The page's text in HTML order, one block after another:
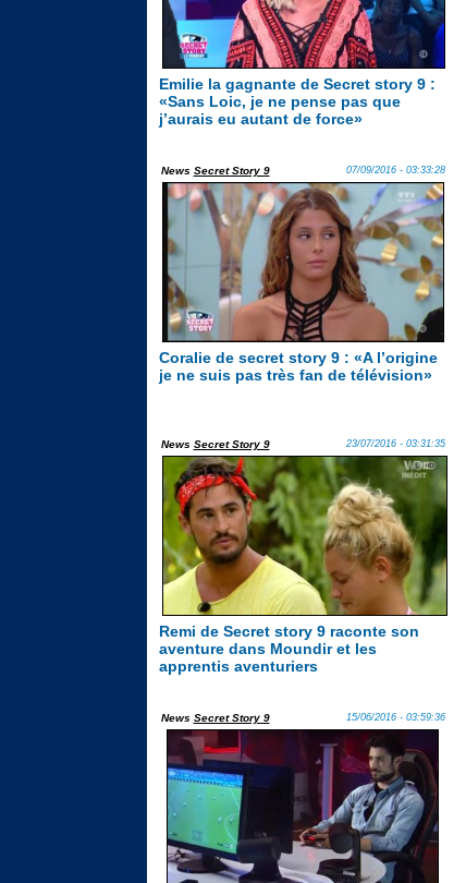
Emilie la gagnante de Secret story 9 :
«Sans Loic, je ne pense pas que
j’aurais eu autant de force»
News Secret Story 9 07/09/2016 - 03:33:28
Coralie de secret story 9 : «A l’origine
je ne suis pas très fan de télévision»
News Secret Story 9 23/07/2016 - 03:31:35
Remi de Secret story 9 raconte son
aventure dans Moundir et les
apprentis aventuriers
News Secret Story 9 15/06/2016 - 03:59:36